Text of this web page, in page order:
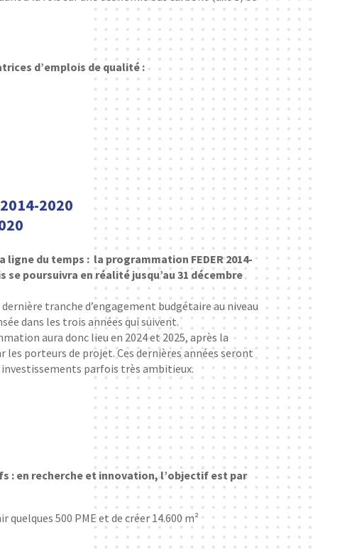
d’emplois de qualité :
2020
du temps : la programmation FEDER 2014-
se poursuivra en réalité jusqu’au 31 décembre
tranche d’engagement budgétaire au niveau
dans les trois années qui suivent.
aura donc lieu en 2024 et 2025, après la
les porteurs de projet. Ces dernières années seront
parfois très ambitieux.
: en recherche et innovation, l’objectif est par
quelques 500 PME et de créer 14.600 m²